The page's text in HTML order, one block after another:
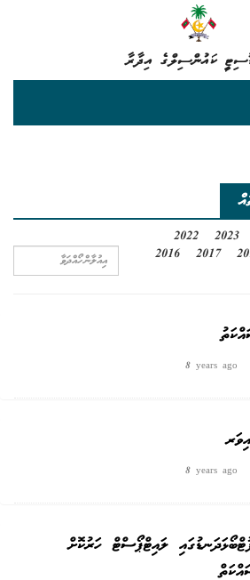
ކައުންސިލްގެ އިދާރާ
2023
2022
2017
2016
8 years ago
8 years ago
ލައިޓްޕޯސްޓް ހަރުކޮށް